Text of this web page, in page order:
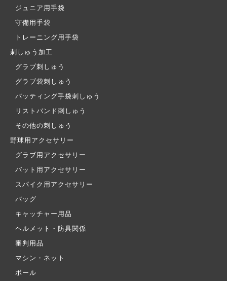
ジュニア用手袋
守備用手袋
トレーニング用手袋
刺しゅう加工
グラブ刺しゅう
グラブ袋刺しゅう
バッティング手袋刺しゅう
リストバンド刺しゅう
その他の刺しゅう
野球用アクセサリー
グラブ用アクセサリー
バット用アクセサリー
スパイク用アクセサリー
バッグ
キャッチャー用品
ヘルメット・防具関係
審判用品
マシン・ネット
ボール